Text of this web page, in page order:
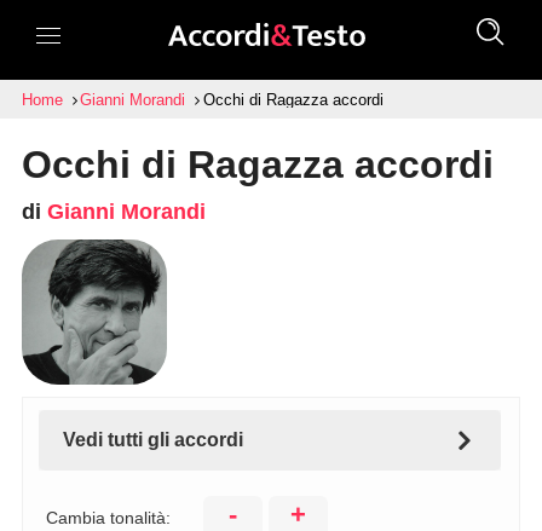
Home Gianni Morandi Occhi di Ragazza accordi
Occhi di Ragazza accordi
di Gianni Morandi
Vedi tutti gli accordi
Cambia tonalità: - +